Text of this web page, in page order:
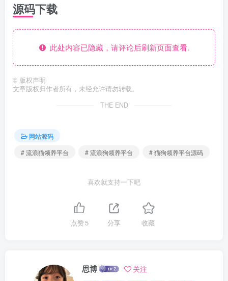
源码下载
此处内容已隐藏，请评论后刷新页面查看.
© 版权声明
文章版权归作者所有，未经允许请勿转载。
THE END
网站源码
# 流浪猫领养平台
# 流浪狗领养平台 # 猫狗领养平台源码
喜欢就支持一下吧
点赞5 分享 收藏
思博 关注